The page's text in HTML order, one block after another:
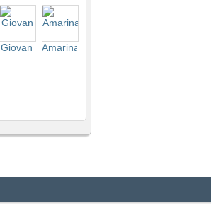
Giovan Amarina